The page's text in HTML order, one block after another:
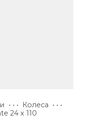
• • • Колеса • • •
24 x 110